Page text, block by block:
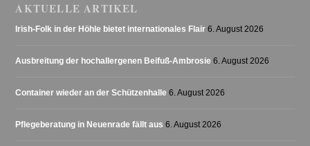
AKTUELLE ARTIKEL
Irish-Folk in der Höhle bietet internationales Flair 6. August 2026
Ausbreitung der hochallergenen Beifuß-Ambrosie 6. August 2026
Container wieder an der Schützenhalle 6. August 2026
Pflegeberatung in Neuenrade fällt aus 6. August 2026